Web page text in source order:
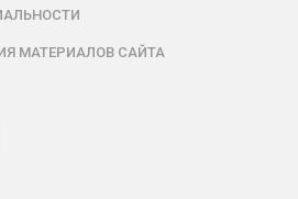
МАТЕРИАЛОВ САЙТА